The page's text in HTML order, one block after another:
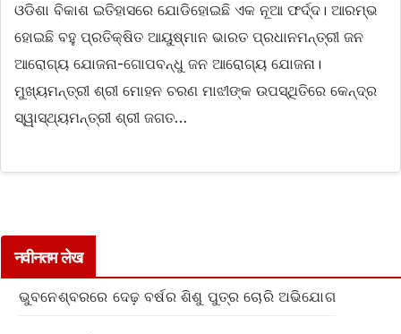
ଓଡିଶା ବିକାଶ ଇତିହାସରେ ଯୋଡିହୋଇଛି ଏକ ନୂଆ ଫର୍ଦ୍ଦ। ଆରମ୍ଭ
ହୋଇଛି ବହୁ ପ୍ରତିକ୍ଷିତ ଆୟୁଷ୍ମାନ ଭାରତ ପ୍ରଧାନମନ୍ତ୍ରୀ ଜନ
ଆରୋଗ୍ୟ ଯୋଜନା-ଗୋପବନ୍ଧୁ ଜନ ଆରୋଗ୍ୟ ଯୋଜନା।
ମୁଖ୍ୟମନ୍ତ୍ରୀ ଶ୍ରୀ ମୋହନ ଚରଣ ମାଝୀଙ୍କ ଉପସ୍ଥିତିରେ କେନ୍ଦ୍ର
ସ୍ୱାସ୍ଥ୍ୟମନ୍ତ୍ରୀ ଶ୍ରୀ ଜଗତ…
नवीनतम लेख
ଭୁବନେଶ୍ବରରେ ଦେଢ଼ ବର୍ଷର ଶିଶୁ ପୁତ୍ର ଚୋରି ଅଭିଯୋଗ